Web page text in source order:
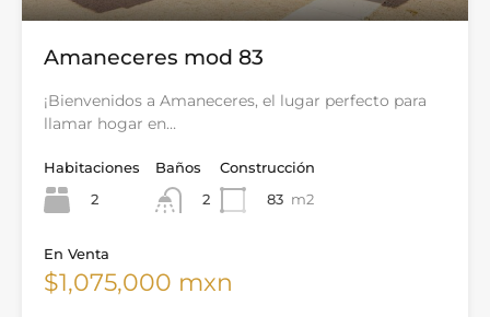
Amaneceres mod 83
¡Bienvenidos a Amaneceres, el lugar perfecto para
llamar hogar en…
Habitaciones
2
Baños
2
Construcción
83 m2
En Venta
$1,075,000 mxn